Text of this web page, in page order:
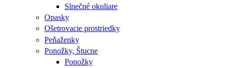
Slnečné okuliare
Opasky
Ošetrovacie prostriedky
Peňaženky
Ponožky, Štucne
Ponožky